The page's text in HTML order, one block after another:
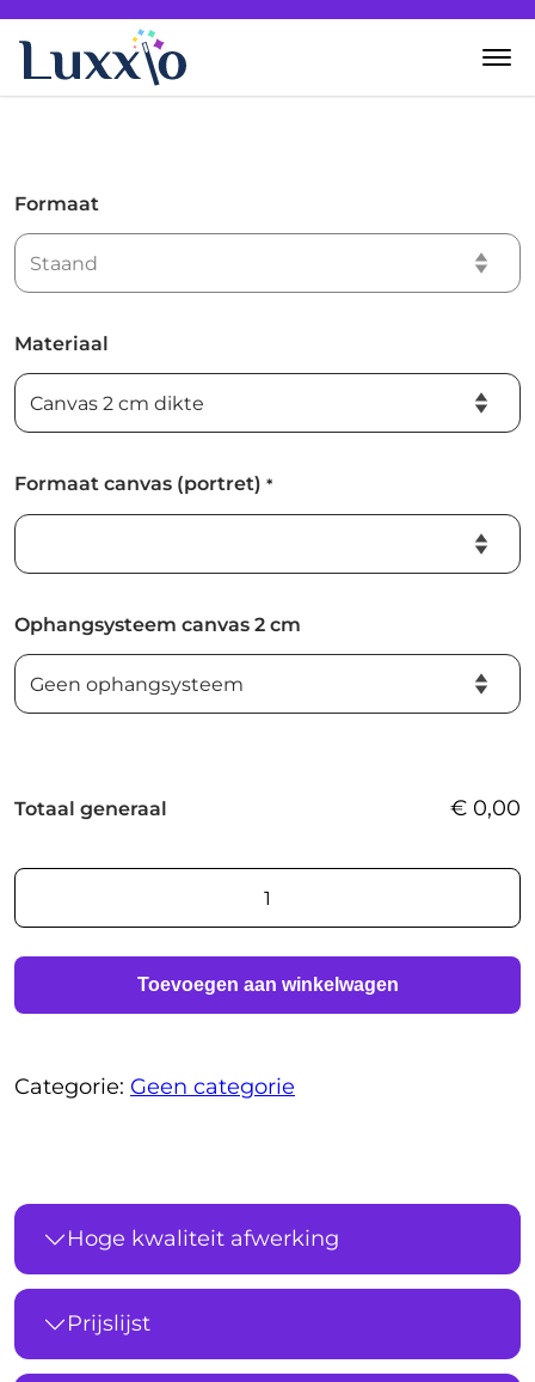
Wanddecoratie
Zelf creëren
Over Luxxio
Contact
Formaat
Materiaal
Formaat canvas (portret) *
Ophangsysteem canvas 2 cm
Totaal generaal € 0,00
AI
foto
Toevoegen aan winkelwagen
Categorie: Geen categorie
Hoge kwaliteit afwerking
Prijslijst